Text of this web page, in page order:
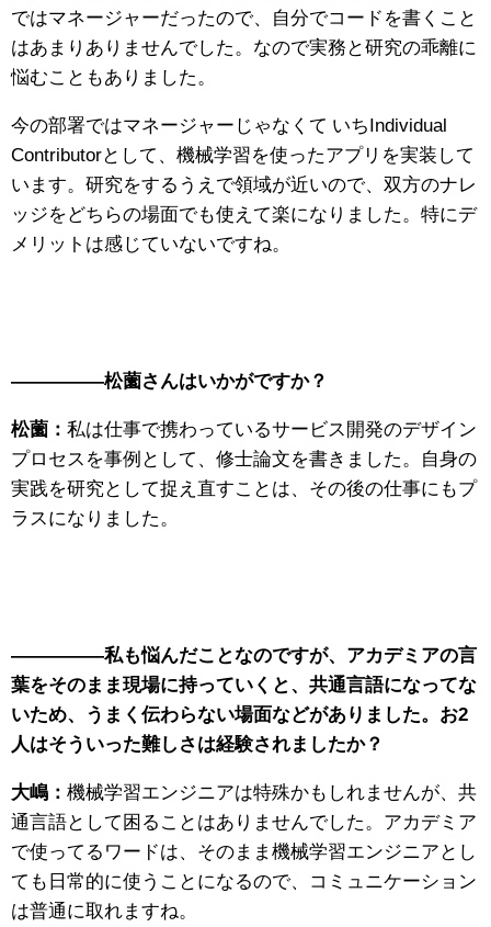
ではマネージャーだったので、自分でコードを書くこと
はあまりありませんでした。なので実務と研究の乖離に
悩むこともありました。
今の部署ではマネージャーじゃなくて いちIndividual
Contributorとして、機械学習を使ったアプリを実装して
います。研究をするうえで領域が近いので、双方のナレ
ッジをどちらの場面でも使えて楽になりました。特にデ
メリットは感じていないですね。
—————松薗さんはいかがですか？
松薗： 私は仕事で携わっているサービス開発のデザイン
プロセスを事例として、修士論文を書きました。自身の
実践を研究として捉え直すことは、その後の仕事にもプ
ラスになりました。
—————私も悩んだことなのですが、アカデミアの言
葉をそのまま現場に持っていくと、共通言語になってな
いため、うまく伝わらない場面などがありました。お2
人はそういった難しさは経験されましたか？
大嶋： 機械学習エンジニアは特殊かもしれませんが、共
通言語として困ることはありませんでした。アカデミア
で使ってるワードは、そのまま機械学習エンジニアとし
ても日常的に使うことになるので、コミュニケーション
は普通に取れますね。